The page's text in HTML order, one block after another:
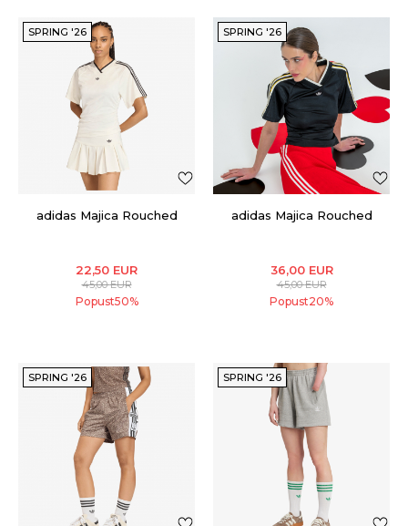
SPRING '26
adidas Majica Rouched
22,50 EUR
45,00EUR
Popust50%
SPRING '26
adidas Majica Rouched
36,00 EUR
45,00EUR
Popust20%
SPRING '26 SPRING '26